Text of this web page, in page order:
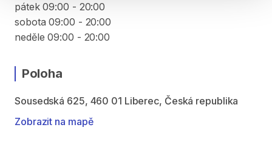
pátek 09:00 - 20:00
sobota 09:00 - 20:00
neděle 09:00 - 20:00
Poloha
Sousedská 625, 460 01 Liberec, Česká republika
Zobrazit na mapě